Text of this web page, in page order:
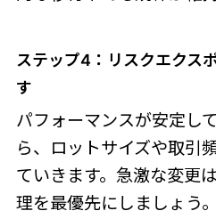
ステップ4：リスクエクス
す
パフォーマンスが安定し
ら、ロットサイズや取引
ていきます。急激な変更
理を最優先にしましょう。